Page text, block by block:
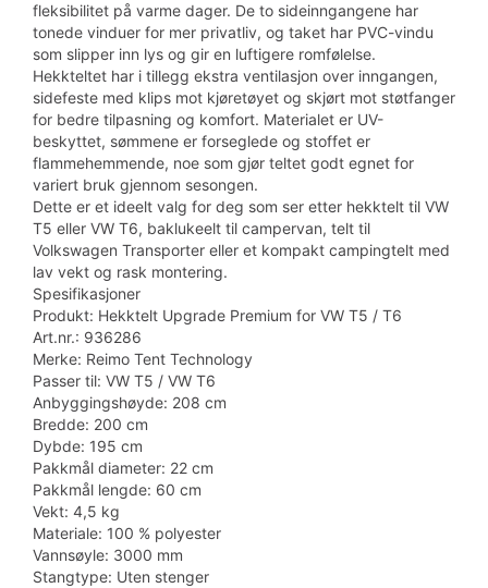
fleksibilitet på varme dager. De to sideinngangene har
tonede vinduer for mer privatliv, og taket har PVC-vindu
som slipper inn lys og gir en luftigere romfølelse.
Hekkteltet har i tillegg ekstra ventilasjon over inngangen,
sidefeste med klips mot kjøretøyet og skjørt mot støtfanger
for bedre tilpasning og komfort. Materialet er UV-
beskyttet, sømmene er forseglede og stoffet er
flammehemmende, noe som gjør teltet godt egnet for
variert bruk gjennom sesongen.
Dette er et ideelt valg for deg som ser etter hekktelt til VW
T5 eller VW T6, baklukeelt til campervan, telt til
Volkswagen Transporter eller et kompakt campingtelt med
lav vekt og rask montering.
Spesifikasjoner
Produkt: Hekktelt Upgrade Premium for VW T5 / T6
Art.nr.: 936286
Merke: Reimo Tent Technology
Passer til: VW T5 / VW T6
Anbyggingshøyde: 208 cm
Bredde: 200 cm
Dybde: 195 cm
Pakkmål diameter: 22 cm
Pakkmål lengde: 60 cm
Vekt: 4,5 kg
Materiale: 100 % polyester
Vannsøyle: 3000 mm
Stangtype: Uten stenger